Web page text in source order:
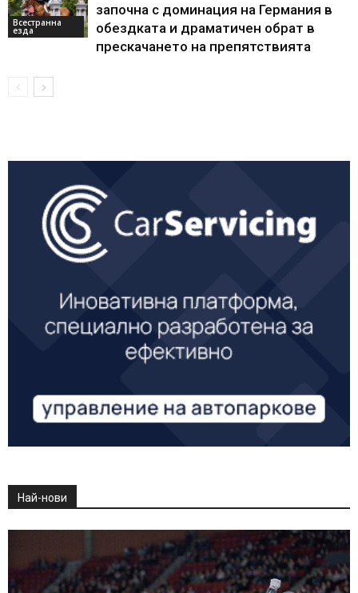
Всестранна
езда
започна с доминация на Германия в
обездката и драматичен обрат в
прескачането на препятствията
Най-нови